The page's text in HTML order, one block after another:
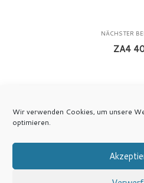
Wir verwenden Cookies, um unsere
optimieren.
NÄCHSTER
ZA4